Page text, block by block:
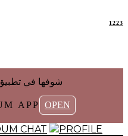
1223
شوفها في
APP OPEN
CHAT PROFILE